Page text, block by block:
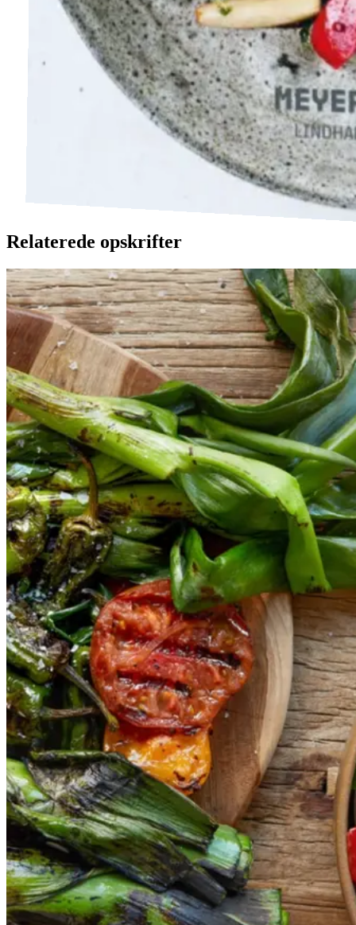
Relaterede opskrifter
CatalanskCatalansk
bønnesalatbønnesala
t medmed
grilledegrillede
grøntsagergrøntsage
r ogog salbitxada-
saucesalbitxada-
sauce
Gem opskrift
Vegansk
Vegetarisk
Vores version af den traditionelle
salat empedrat fra det catalanske
køkken. Spis den med brød som
en let frokost eller i et større
måltid som her. Salbitxada minder
noget om en anden ligeledes
catalansk sauce, romesco. I
Catalonien spises den til såkaldte
calcots, der er små porrelignende
løg. Dem griller man helt sorte, så
fjerner man den yderste skal og
dypper det fløjlsbløde løg i
saucen. Calcots er svære at
opdrive på disse kanter, men små
nye porrer kan bruges.